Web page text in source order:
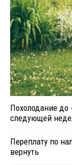
Похолодание до
следующей
Переплату по
вернуть